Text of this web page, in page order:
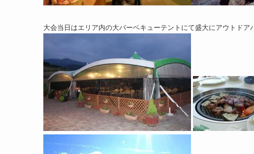
大会当日はエリア内の大バーベキューテントにて盛大にアウトドア